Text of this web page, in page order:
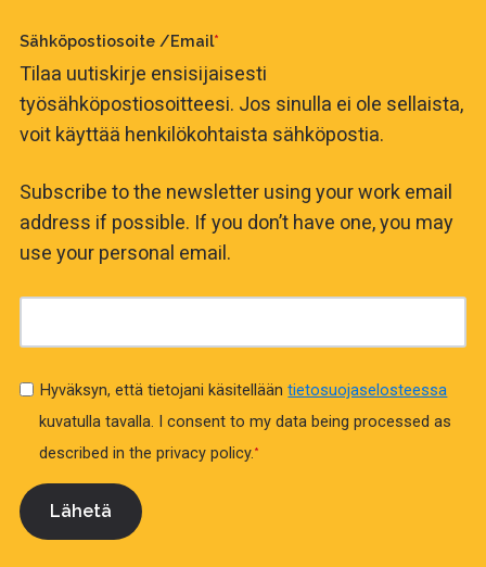
Sähköpostiosoite /Email*
Tilaa uutiskirje ensisijaisesti
työsähköpostiosoitteesi. Jos sinulla ei ole sellaista,
voit käyttää henkilökohtaista sähköpostia.
Subscribe to the newsletter using your work email
address if possible. If you don’t have one, you may
use your personal email.
Hyväksyn, että tietojani käsitellääntietosuojaselosteessa
kuvatulla tavalla.
I consent to my data being processed as
described in the privacy policy.*